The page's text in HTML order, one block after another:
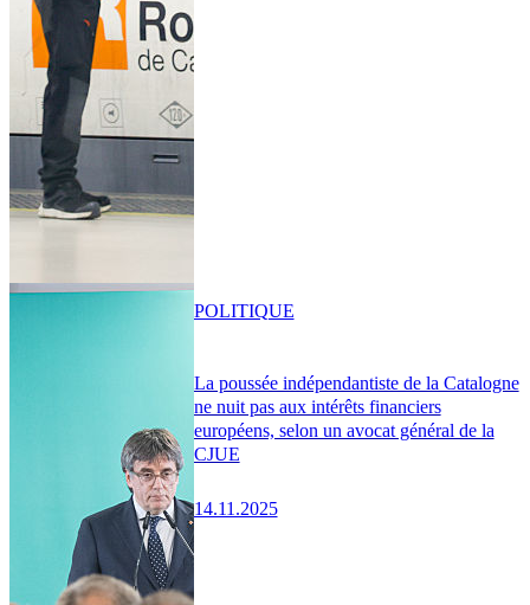
La poussée indépendantiste de la Catalogne
ne nuit pas aux intérêts financiers
européens, selon un avocat général de la
CJUE
14.11.2025
POLITIQUE